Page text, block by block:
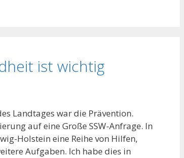
ist wichtig
Landtages war die Prävention.
auf eine Große SSW-Anfrage. In
Holstein eine Reihe von Hilfen,
Aufgaben. Ich habe dies in